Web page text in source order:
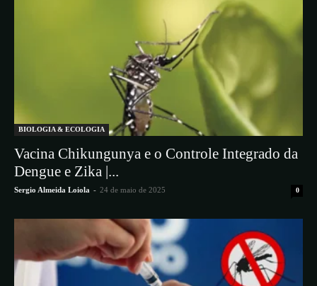
BIOLOGIA & ECOLOGIA
Vacina Chikungunya e o Controle Integrado da
Dengue e Zika |...
Sergio Almeida Loiola - 24 de maio de 2025 0